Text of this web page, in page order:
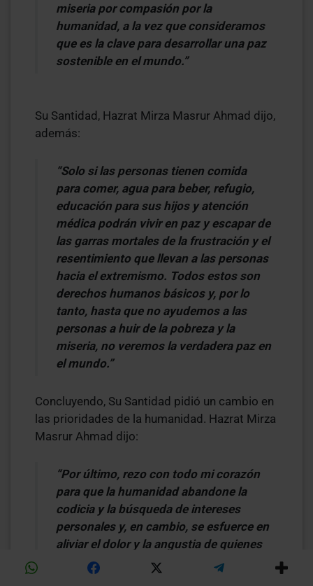
miseria por compasión por la
humanidad, a la vez que consideramos
que es la clave para desarrollar una paz
sostenible en el mundo.”
Su Santidad, Hazrat Mirza Masrur Ahmad dijo,
además:
“Solo si las personas tienen comida
para comer, agua para beber, refugio,
educación para sus hijos y atención
médica podrán vivir en paz y escapar de
las garras mortales de la frustración y el
resentimiento que llevan a las personas
hacia el extremismo. Todos estos son
derechos humanos básicos y, por lo
tanto, hasta que no ayudemos a las
personas a huir de la pobreza y la
miseria, no veremos la verdadera paz en
el mundo.”
Concluyendo, Su Santidad pidió un cambio en
las prioridades de la humanidad. Hazrat Mirza
Masrur Ahmad dijo:
“Por último, rezo con todo mi corazón
para que la humanidad abandone la
codicia y la búsqueda de intereses
personales y, en cambio, se esfuerce en
aliviar el dolor y la angustia de quienes
sufren en el mundo. Amín [Amén]”